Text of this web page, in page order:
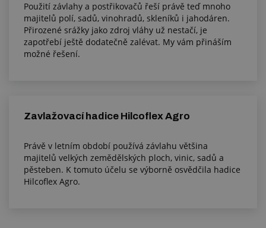
Použití závlahy a postřikovačů řeší právě teď mnoho
majitelů polí, sadů, vinohradů, skleníků i jahodáren.
Přirozené srážky jako zdroj vláhy už nestačí, je
zapotřebí ještě dodatečně zalévat. My vám přináším
možné řešení.
Zavlažovací hadice Hilcoflex Agro
Právě v letním období používá závlahu většina
majitelů velkých zemědělských ploch, vinic, sadů a
pěsteben. K tomuto účelu se výborně osvědčila hadice
Hilcoflex Agro.